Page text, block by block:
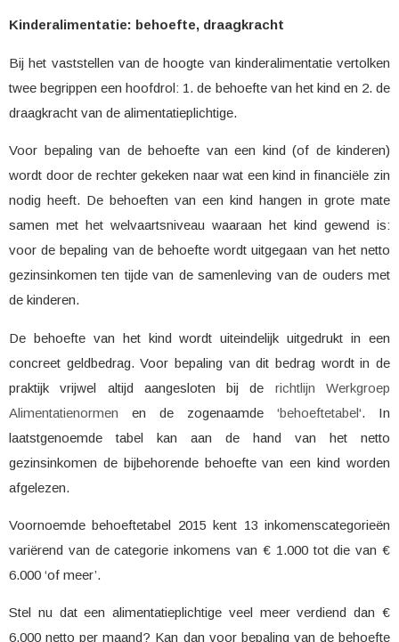
Kinderalimentatie: behoefte, draagkracht
Bij het vaststellen van de hoogte van kinderalimentatie vertolken
twee begrippen een hoofdrol: 1. de behoefte van het kind en 2.de
draagkracht van de alimentatieplichtige.
Voor bepaling van de behoefte van een kind (of de kinderen)
wordt door de rechter gekeken naar wat een kind in financiële zin
nodig heeft. De behoeften van een kind hangen in grote mate
samen met het welvaartsniveau waaraan het kind gewend is:
voor de bepaling van de behoefte wordt uitgegaan van het netto
gezinsinkomen ten tijde van de samenleving van de ouders met
de kinderen.
De behoefte van het kind wordt uiteindelijk uitgedrukt in een
concreet geldbedrag. Voor bepaling van dit bedrag wordt in de
praktijk vrijwel altijd aangesloten bij de richtlijn Werkgroep
Alimentatienormen en de zogenaamde ‘behoeftetabel‘. In
laatstgenoemde tabel kan aan de hand van het netto
gezinsinkomen de bijbehorende behoefte van een kind worden
afgelezen.
Voornoemde behoeftetabel 2015 kent 13 inkomenscategorieën
variërend van de categorie inkomens van € 1.000 tot die van €
6.000 ‘of meer’.
Stel nu dat een alimentatieplichtige veel meer verdiend dan €
6.000 netto per maand? Kan dan voor bepaling van de behoefte